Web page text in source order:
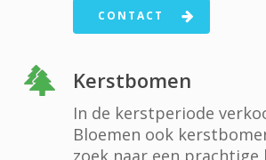
CONTACT
Kerstbomen
In de kerstperiode
Bloemen ook
zoek naar een